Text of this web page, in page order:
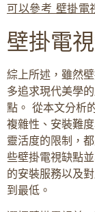
可以參考 壁掛電
壁掛電
綜上所述，雖然
多追求現代美學
點。 從本文分析
複雜性、安裝難
靈活度的限制，
些壁掛電視缺點
的安裝服務以及
到最低。